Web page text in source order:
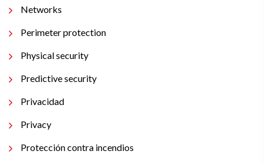
Networks
Perimeter protection
Physical security
Predictive security
Privacidad
Privacy
Protección contra incendios